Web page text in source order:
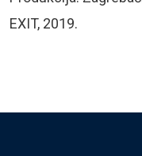
EXIT, 2019.